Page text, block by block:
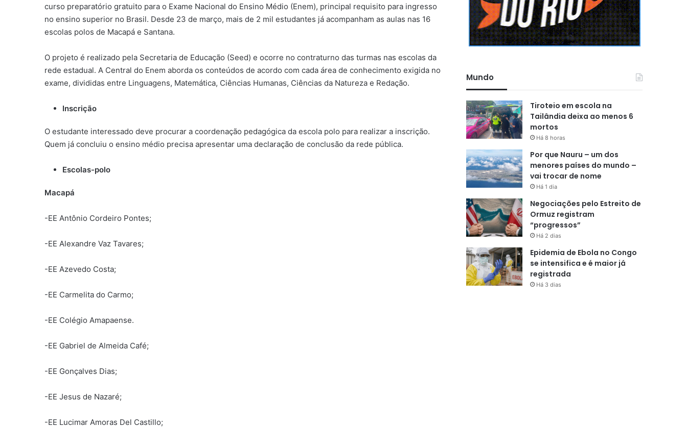
curso preparatório gratuito para o Exame Nacional do Ensino Médio (Enem), principal requisito para ingresso
no ensino superior no Brasil. Desde 23 de março, mais de 2 mil estudantes já acompanham as aulas nas 16
escolas polos de Macapá e Santana.
O projeto é realizado pela Secretaria de Educação (Seed) e ocorre no contraturno das turmas nas escolas da
rede estadual. A Central do Enem aborda os conteúdos de acordo com cada área de conhecimento exigida no
exame, divididas entre Linguagens, Matemática, Ciências Humanas, Ciências da Natureza e Redação.
Inscrição
O estudante interessado deve procurar a coordenação pedagógica da escola polo para realizar a inscrição.
Quem já concluiu o ensino médio precisa apresentar uma declaração de conclusão da rede pública.
Escolas-polo
Macapá
-EE Antônio Cordeiro Pontes;
-EE Alexandre Vaz Tavares;
-EE Azevedo Costa;
-EE Carmelita do Carmo;
-EE Colégio Amapaense.
-EE Gabriel de Almeida Café;
-EE Gonçalves Dias;
-EE Jesus de Nazaré;
-EE Lucimar Amoras Del Castillo;
Mundo
Tiroteio em escola na
Tailândia deixa ao menos 6
mortos
Há 8 horas
Por que Nauru – um dos
menores países do mundo –
vai trocar de nome
Há 1 dia
Negociações pelo Estreito de
Ormuz registram
“progressos”
Há 2 dias
Epidemia de Ebola no Congo
se intensifica e é maior já
registrada
Há 3 dias